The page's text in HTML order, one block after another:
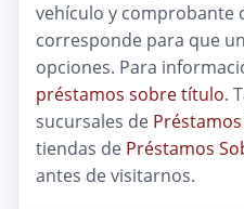
vehículo y comprobante
corresponde para que
opciones. Para
préstamos sobre título.
sucursales de
tiendas de Préstamos
antes de visitarnos.